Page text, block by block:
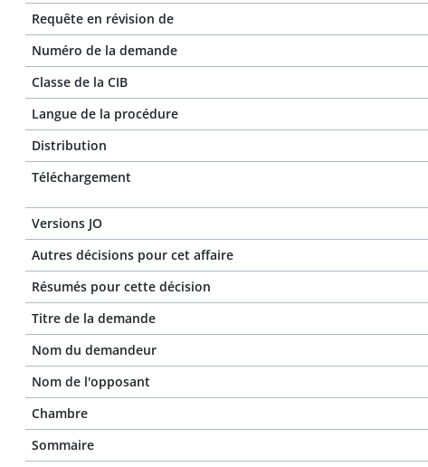
Requête en révision de
Numéro de la demande
Classe de la CIB
Langue de la procédure
Distribution
Téléchargement
Versions JO
Autres décisions pour cet affaire
Résumés pour cette décision
Titre de la demande
Nom du demandeur
Nom de l'opposant
Chambre
Sommaire